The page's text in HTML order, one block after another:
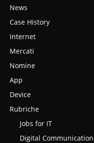
News
Case History
Internet
Mercati
Nomine
App
Device
Rubriche
Jobs for IT
Digital Communication